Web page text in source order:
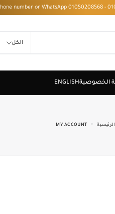
الكل
الرئيسية MY ACCOUNT